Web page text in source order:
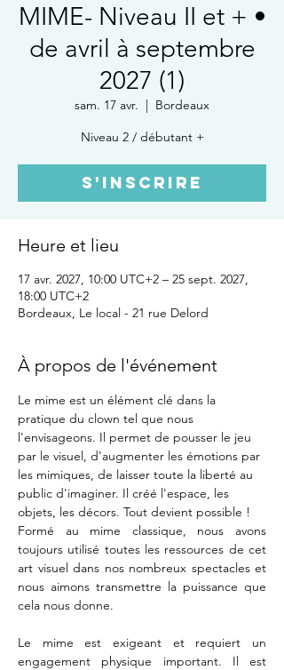
MIME- Niveau II et + •
de avril à septembre
2027 (1)
sam. 17 avr.
  |
Bordeaux
Niveau 2 / débutant +
S'inscrire
Heure et lieu
17 avr. 2027, 10:00 UTC+2 – 25 sept. 2027,
18:00 UTC+2
Bordeaux, Le local - 21 rue Delord
À propos de l'événement
Le mime est un élément clé dans la
pratique du clown tel que nous
l'envisageons. Il permet de pousser le jeu
par le visuel, d'augmenter les émotions par
les mimiques, de laisser toute la liberté au
public d'imaginer. Il créé l'espace, les
objets, les décors. Tout devient possible !
Formé au mime classique, nous avons
toujours utilisé toutes les ressources de cet
art visuel dans nos nombreux spectacles et
nous aimons transmettre la puissance que
cela nous donne.
Le mime est exigeant et requiert un
engagement physique important. Il est